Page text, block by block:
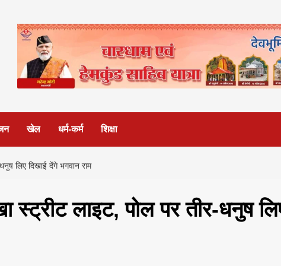
खेल धर्म-कर्म शिक्षा
लिए दिखाई देंगे भगवान राम
स्ट्रीट लाइट, पोल पर तीर-धनुष